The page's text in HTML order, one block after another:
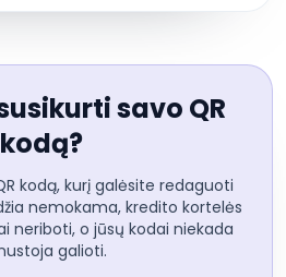
savo QR
kodą?
kodą, kurį galėsite redaguoti
nemokama, kredito kortelės
neriboti, o jūsų kodai niekada
galioti.